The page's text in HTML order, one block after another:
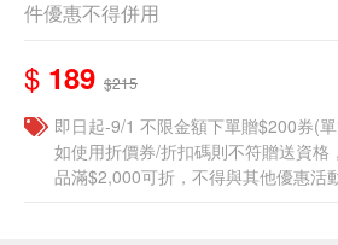
件優惠不得併用
$ 189 $215
即日起-9/1 不限金額下單贈$200券(
如使用折價券/折扣碼則不符贈送資格
品滿$2,000可折，不得與其他優惠活